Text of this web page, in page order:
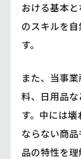
おける基本と
のスキルを
す。
また、当事
料、日用品
す。中には
ならない商
品の特性を